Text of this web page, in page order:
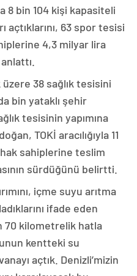
bin 104 kişi kapasiteli
63 spor tesisi
4,3 milyar lira
üzere 38 sağlık tesisini
bin yataklı şehir
tesisinin yapımına
TOKİ aracılığıyla 11
sahiplerine teslim
sürdüğünü belirtti.
içme suyu arıtma
ifade eden
70 kilometrelik hatla
kentteki su
açtık. Denizli’mizin